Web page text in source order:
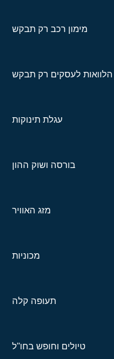
מימון רכב רק תבקש
הלוואות לעסקים רק תבקש
עגלת תינוקות
בורסה ושוק ההון
מזג האוויר
מכוניות
תעופה קלה
טיולים וחופש בחו"ל